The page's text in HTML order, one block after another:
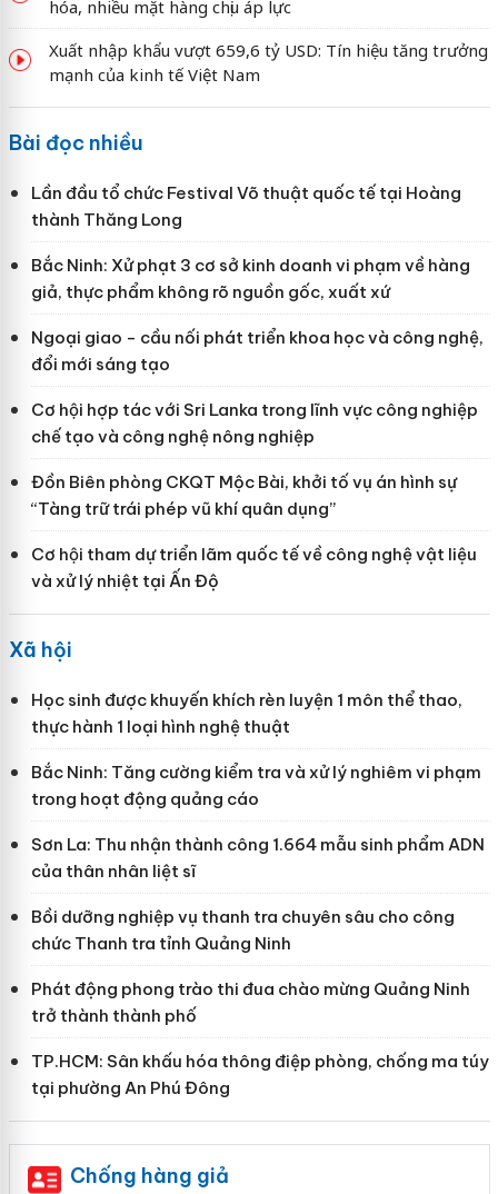
hóa, nhiều mặt hàng chịu áp lực
Xuất nhập khẩu vượt 659,6 tỷ USD: Tín hiệu tăng trưởng
mạnh của kinh tế Việt Nam
Bài đọc nhiều
Lần đầu tổ chức Festival Võ thuật quốc tế tại Hoàng
thành Thăng Long
Bắc Ninh: Xử phạt 3 cơ sở kinh doanh vi phạm về hàng
giả, thực phẩm không rõ nguồn gốc, xuất xứ
Ngoại giao - cầu nối phát triển khoa học và công nghệ,
đổi mới sáng tạo
Cơ hội hợp tác với Sri Lanka trong lĩnh vực công nghiệp
chế tạo và công nghệ nông nghiệp
Đồn Biên phòng CKQT Mộc Bài, khởi tố vụ án hình sự
“Tàng trữ trái phép vũ khí quân dụng”
Cơ hội tham dự triển lãm quốc tế về công nghệ vật liệu
và xử lý nhiệt tại Ấn Độ
Xã hội
Học sinh được khuyến khích rèn luyện 1 môn thể thao,
thực hành 1 loại hình nghệ thuật
Bắc Ninh: Tăng cường kiểm tra và xử lý nghiêm vi phạm
trong hoạt động quảng cáo
Sơn La: Thu nhận thành công 1.664 mẫu sinh phẩm ADN
của thân nhân liệt sĩ
Bồi dưỡng nghiệp vụ thanh tra chuyên sâu cho công
chức Thanh tra tỉnh Quảng Ninh
Phát động phong trào thi đua chào mừng Quảng Ninh
trở thành thành phố
TP.HCM: Sân khấu hóa thông điệp phòng, chống ma túy
tại phường An Phú Đông
Chống hàng giả